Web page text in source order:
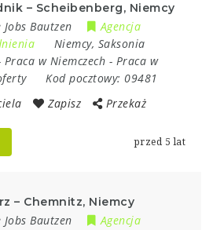
– Scheibenberg, Niemcy
Bautzen
Agencja
Niemcy, Saksonia
Praca w Niemczech - Praca w
Kod pocztowy: 09481
Zapisz Przekaż
przed 5 lat
– Chemnitz, Niemcy
Bautzen
Agencja